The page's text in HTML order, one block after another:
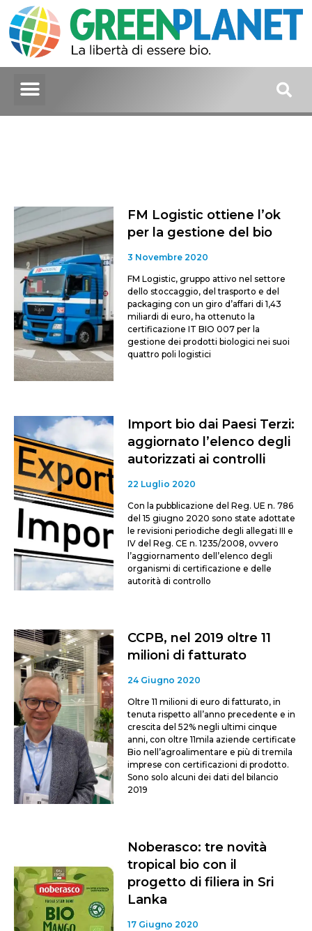
FM Logistic ottiene l’ok
per la gestione del bio
3 Novembre 2020
FM Logistic, gruppo attivo nel settore
dello stoccaggio, del trasporto e del
packaging con un giro d’affari di 1,43
miliardi di euro, ha ottenuto la
certificazione IT BIO 007 per la
gestione dei prodotti biologici nei suoi
quattro poli logistici
Import bio dai Paesi Terzi:
aggiornato l’elenco degli
autorizzati ai controlli
22 Luglio 2020
Con la pubblicazione del Reg. UE n. 786
del 15 giugno 2020 sono state adottate
le revisioni periodiche degli allegati III e
IV del Reg. CE n. 1235/2008, ovvero
l’aggiornamento dell’elenco degli
organismi di certificazione e delle
autorità di controllo
CCPB, nel 2019 oltre 11
milioni di fatturato
24 Giugno 2020
Oltre 11 milioni di euro di fatturato, in
tenuta rispetto all’anno precedente e in
crescita del 52% negli ultimi cinque
anni, con oltre 11mila aziende certificate
Bio nell’agroalimentare e più di tremila
imprese con certificazioni di prodotto.
Sono solo alcuni dei dati del bilancio
2019
Noberasco: tre novità
tropical bio con il
progetto di filiera in Sri
Lanka
17 Giugno 2020